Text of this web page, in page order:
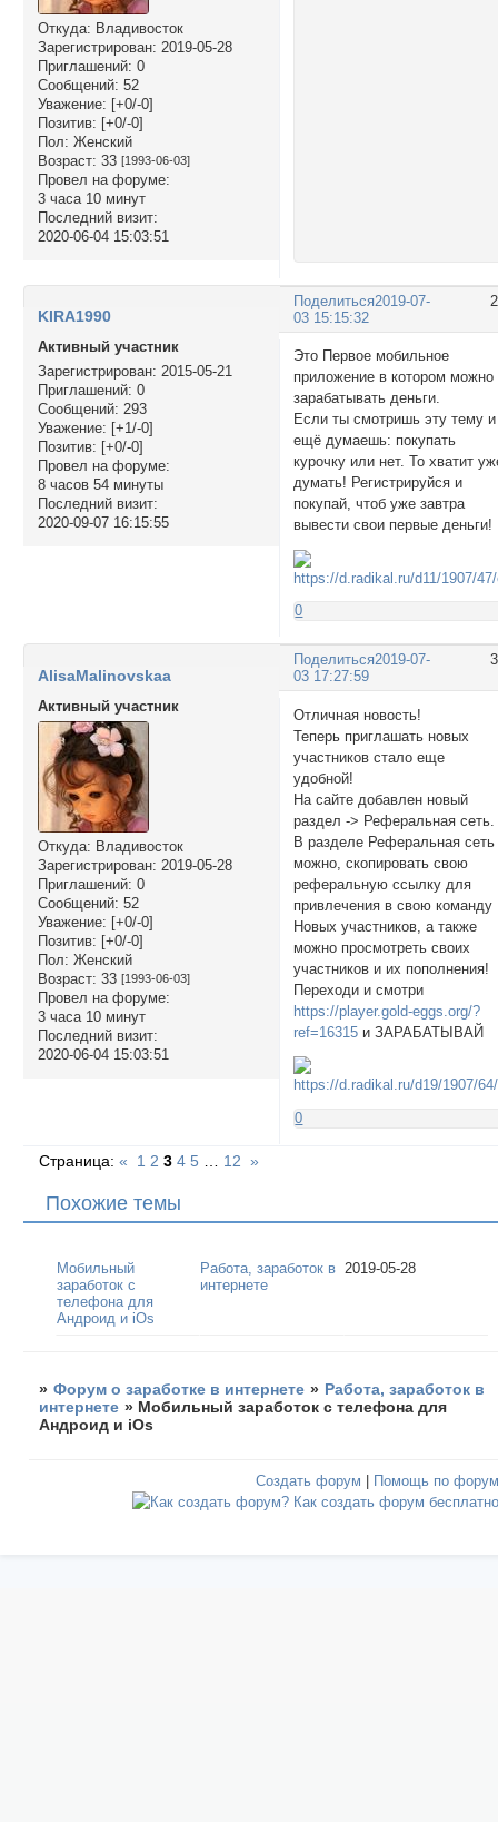
Откуда: Владивосток
Зарегистрирован: 2019-05-28
Приглашений: 0
Сообщений: 52
Уважение: [+0/-0]
Позитив: [+0/-0]
Пол: Женский
Возраст: 33 [1993-06-03]
Провел на форуме:
3 часа 10 минут
Последний визит:
2020-06-04 15:03:51
Поделиться2019-07-
03 15:15:32
KIRA1990
Активный участник
Зарегистрирован: 2015-05-21
Приглашений: 0
Сообщений: 293
Уважение: [+1/-0]
Позитив: [+0/-0]
Провел на форуме:
8 часов 54 минуты
Последний визит:
2020-09-07 16:15:55
Это Первое мобильное
приложение в котором можно
зарабатывать деньги.
Если ты смотришь эту тему и
ещё думаешь: покупать
курочку или нет. То хватит
думать! Регистрируйся и
покупай, чтоб уже завтра
вывести свои первые деньги!
0
Поделиться2019-07-
03 17:27:59
AlisaMalinovskaa
Активный участник
Откуда: Владивосток
Зарегистрирован: 2019-05-28
Приглашений: 0
Сообщений: 52
Уважение: [+0/-0]
Позитив: [+0/-0]
Пол: Женский
Возраст: 33 [1993-06-03]
Провел на форуме:
3 часа 10 минут
Последний визит:
2020-06-04 15:03:51
Отличная новость!
Теперь приглашать новых
участников стало еще
удобной!
На сайте добавлен новый
раздел -> Реферальная сеть.
В разделе Реферальная сеть
можно, скопировать свою
реферальную ссылку для
привлечения в свою команду
Новых участников, а также
можно просмотреть своих
участников и их пополнения!
Переходи и смотри
https://player.gold-eggs.org/?
ref=16315 и ЗАРАБАТЫВАЙ
0
Страница:« 1 2 3 4 5 … 12 »
Похожие темы
Мобильный
заработок с
телефона для
Андроид и iOs
Работа, заработок в
интернете
2019-05-28
» Форум о заработке в интернете » Работа, заработок в
интернете » Мобильный заработок с телефона для
Андроид и iOs
Создать форум Помощь по